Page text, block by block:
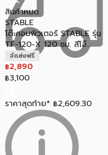
สินค้าหมด
STABLE
โต๊ะคอมพิวเตอร์ STABLE รุ่น
TF-120-X 120 ซม. สีโอ๊...
จัดส่งฟรี
฿2,890
฿3,100
ราคาสุดท้าย* ฿2,609.30